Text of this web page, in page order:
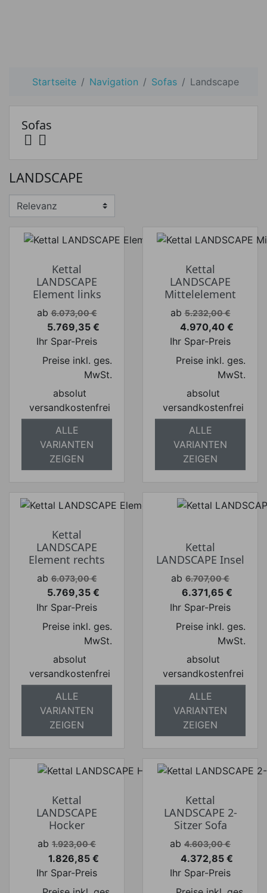
Startseite Navigation Sofas Landscape
Preis von Preis bis
Sofas
 
LANDSCAPE
Kettal
LANDSCAPE
Element links
Verkaufspreis
ab 6.073,00 €
Preis
5.769,35 €
Ihr Spar-Preis
Preise inkl. ges.
MwSt.
absolut
versandkostenfrei
ALLE
VARIANTEN
ZEIGEN
Kettal
LANDSCAPE
Mittelelement
Verkaufspreis
ab 5.232,00 €
Preis
4.970,40 €
Ihr Spar-Preis
Preise inkl. ges.
MwSt.
absolut
versandkostenfrei
ALLE
VARIANTEN
ZEIGEN
Kettal
LANDSCAPE
Element rechts
Verkaufspreis
ab 6.073,00 €
Preis
5.769,35 €
Ihr Spar-Preis
Preise inkl. ges.
MwSt.
absolut
versandkostenfrei
ALLE
VARIANTEN
ZEIGEN
Kettal
LANDSCAPE Insel
Verkaufspreis
ab 6.707,00 €
Preis
6.371,65 €
Ihr Spar-Preis
Preise inkl. ges.
MwSt.
absolut
versandkostenfrei
ALLE
VARIANTEN
ZEIGEN
Kettal
LANDSCAPE
Hocker
Verkaufspreis
ab 1.923,00 €
Preis
1.826,85 €
Ihr Spar-Preis
Kettal
LANDSCAPE 2-
Sitzer Sofa
Verkaufspreis
ab 4.603,00 €
Preis
4.372,85 €
Ihr Spar-Preis